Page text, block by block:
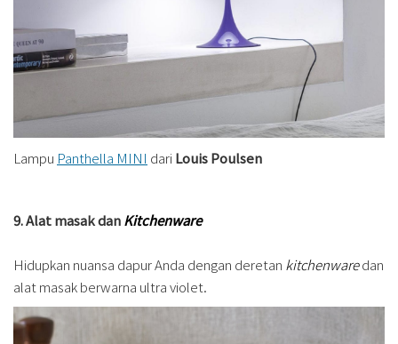
Lampu Panthella MINI dari Louis Poulsen
9. Alat masak danKitchenware
Hidupkan nuansa dapur Anda dengan deretan kitchenwaredan
alat masak berwarna ultra violet.